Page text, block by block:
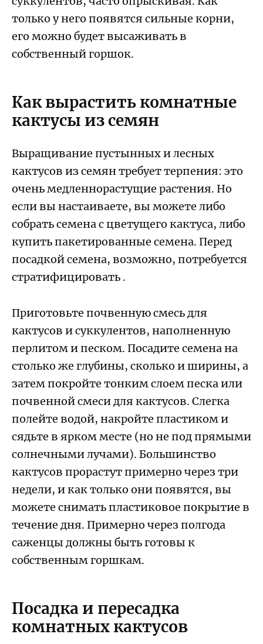
только у него появятся сильные корни,
его можно будет высаживать в
собственный горшок.
Как вырастить комнатные
кактусы из семян
Выращивание пустынных и лесных
кактусов из семян требует терпения: это
очень медленнорастущие растения. Но
если вы настаиваете, вы можете либо
собрать семена с цветущего кактуса, либо
купить пакетированные семена. Перед
посадкой семена, возможно, потребуется
стратифицировать .
Приготовьте почвенную смесь для
кактусов и суккулентов, наполненную
перлитом и песком. Посадите семена на
столько же глубины, сколько и ширины, а
затем покройте тонким слоем песка или
почвенной смеси для кактусов. Слегка
полейте водой, накройте пластиком и
сядьте в ярком месте (но не под прямыми
солнечными лучами). Большинство
кактусов прорастут примерно через три
недели, и как только они появятся, вы
можете снимать пластиковое покрытие в
течение дня. Примерно через полгода
саженцы должны быть готовы к
собственным горшкам.
Посадка и пересадка
комнатных кактусов